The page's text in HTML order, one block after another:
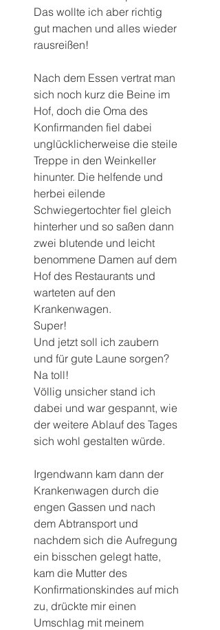
Das wollte ich aber richtig
gut machen und alles wieder
rausreißen!
Nach dem Essen vertrat man
sich noch kurz die Beine im
Hof, doch die Oma des
Konfirmanden fiel dabei
unglücklicherweise die steile
Treppe in den Weinkeller
hinunter. Die helfende und
herbei eilende
Schwiegertochter fiel gleich
hinterher und so saßen dann
zwei blutende und leicht
benommene Damen auf dem
Hof des Restaurants und
warteten auf den
Krankenwagen.
Super!
Und jetzt soll ich zaubern
und für gute Laune sorgen?
Na toll!
Völlig unsicher stand ich
dabei und war gespannt, wie
der weitere Ablauf des Tages
sich wohl gestalten würde.
Irgendwann kam dann der
Krankenwagen durch die
engen Gassen und nach
dem Abtransport und
nachdem sich die Aufregung
ein bisschen gelegt hatte,
kam die Mutter des
Konfirmationskindes auf mich
zu, drückte mir einen
Umschlag mit meinem